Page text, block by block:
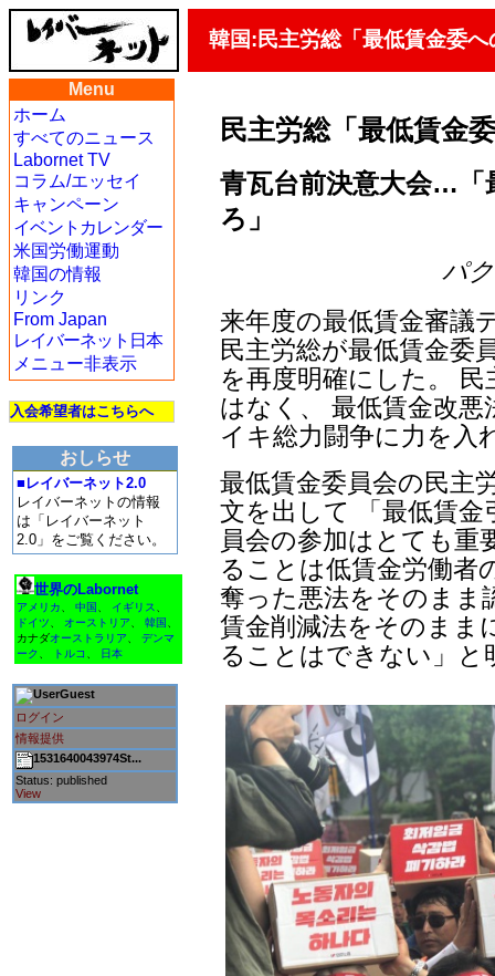
韓国:民主労総「最低賃金委
Menu
ホーム
すべてのニュース
Labornet TV
コラム/エッセイ
キャンペーン
イベントカレンダー
米国労働運動
韓国の情報
リンク
From Japan
レイバーネット日本
メニュー非表示
入会希望者はこちらへ
おしらせ
■レイバーネット2.0
レイバーネットの情報
は「レイバーネット
2.0」をご覧ください。
世界のLabornet
アメリカ 中国 イギリス
ドイツ
オーストリア 韓国
カナダオーストラリア
デンマ
ーク
トルコ 日本
Guest
ログイン
情報提供
1531640043974St...
Status: published
View
民主労総「最低賃金
青瓦台前決意大会…「
ろ」
パ
来年度の最低賃金審議
民主労総が最低賃金委
を再度明確にした。
はなく、 最低賃金改
イキ総力闘争に力を入
最低賃金委員会の民主
文を出して 「最低賃
員会の参加はとても重
ることは低賃金労働者
奪った悪法をそのまま
賃金削減法をそのまま
ることはできない」と